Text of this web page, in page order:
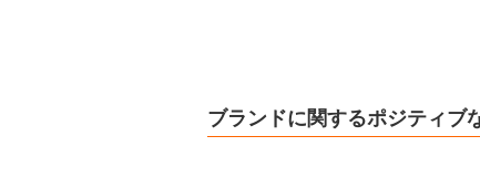
ブランドに関するポジティブ